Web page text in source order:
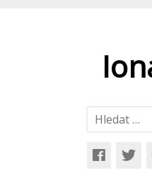
Vyhledávání